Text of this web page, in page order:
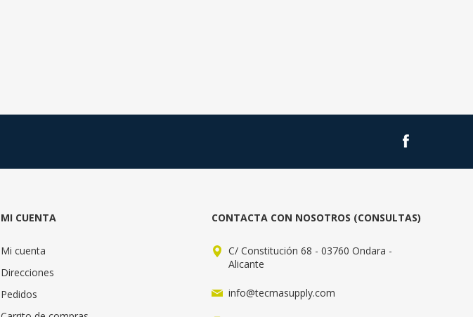
MI CUENTA
Mi cuenta
Direcciones
Pedidos
CONTACTA CON NOSOTROS (CONSULTAS)
C/ Constitución 68 - 03760 Ondara -
Alicante
info@tecmasupply.com